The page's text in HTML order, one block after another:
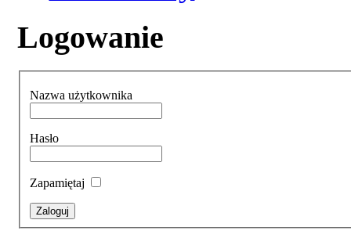
Logowanie
Nazwa użytkownika
Hasło
Zapamiętaj